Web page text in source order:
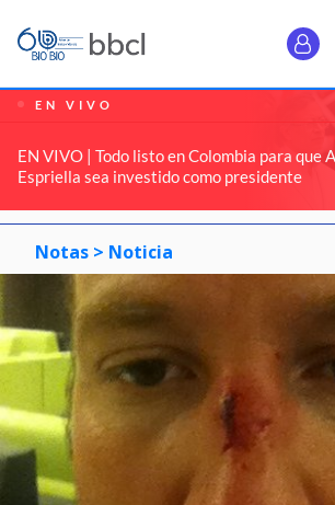
EN VIVO
EN VIVO | Todo listo en Colombia para que
Espriella sea investido como presidente
Notas > Noticia